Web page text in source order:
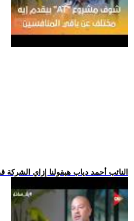
.. النائب أحمد دياب هيقولنا إزاي